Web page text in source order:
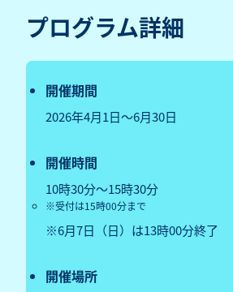
プログラム詳細
開催期間
2026年4月1日～6月30日
開催時間
10時30分～15時30分
受付は15時00分まで
※6月7日（日）は13時00分終了
開催場所